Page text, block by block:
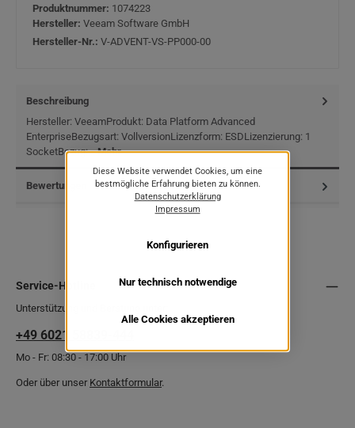
Produktnummer: 1074223
Hersteller: Veeam Software GmbH
Hersteller-Nr.: V-ADVENT-VS-PP000-00
Beschreibung
Hersteller: VeeamProdukt: Data Platform Advanced
EnterpriseBezugsart: VollversionLizenzform: ESDLizenzierung: 1
SocketBezug:…Mehr
Bewertungen
Service-Hotline
Unterstützung und Beratung unter:
+49 6021 58839-444
Mo - Fr: 08:30 - 17:00 Uhr
Oder über unser Kontaktformular.
Diese Website verwendet Cookies, um eine
bestmögliche Erfahrung bieten zu können.
Datenschutzerklärung
Impressum
Nur technisch notwendige
Konfigurieren
Alle Cookies akzeptieren